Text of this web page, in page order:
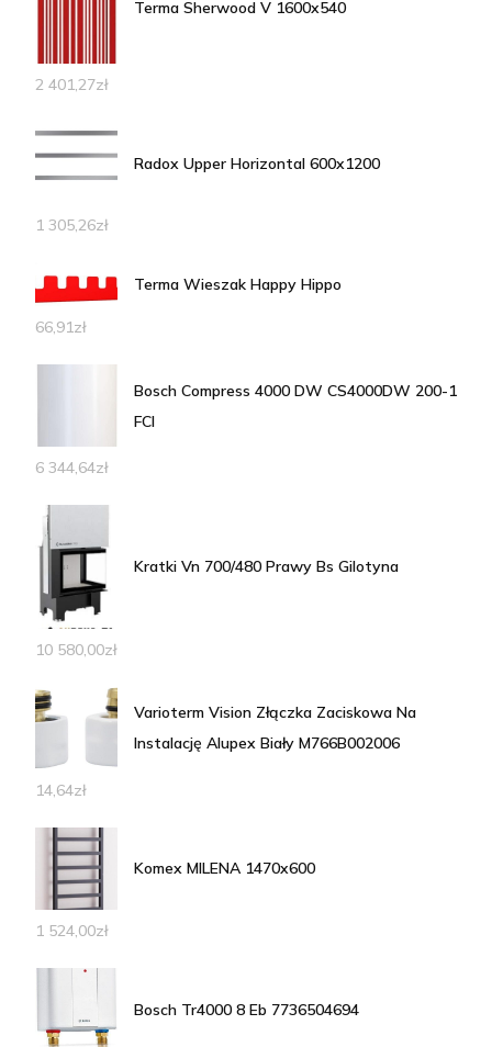
Terma Sherwood V 1600x540
2 401,27zł
Radox Upper Horizontal 600x1200
1 305,26zł
Terma Wieszak Happy Hippo
66,91zł
Bosch Compress 4000 DW CS4000DW 200-1
FCI
6 344,64zł
Kratki Vn 700/480 Prawy Bs Gilotyna
10 580,00zł
Varioterm Vision Złączka Zaciskowa Na
Instalację Alupex Biały M766B002006
14,64zł
Komex MILENA 1470x600
1 524,00zł
Bosch Tr4000 8 Eb 7736504694